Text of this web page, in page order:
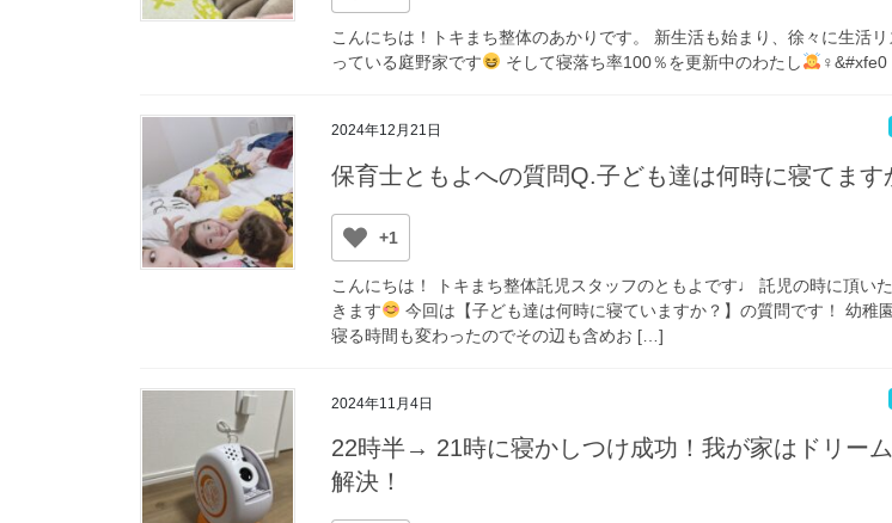
こんにちは！トキまち整体のあかりです。 新生活も始まり、徐々に生活
っている庭野家です
そして寝落ち率100％を更新中のわたし
2024年12月21日
保育士ともよへの質問Q.子ども達は何時に寝てます
+1
こんにちは！ トキまち整体託児スタッフのともよです♩ 託児の時に頂い
きます
今回は【子ども達は何時に寝ていますか？】の質問です！ 幼稚
寝る時間も変わったのでその辺も含めお […]
2024年11月4日
22時半→ 21時に寝かしつけ成功！我が家はドリー
解決！